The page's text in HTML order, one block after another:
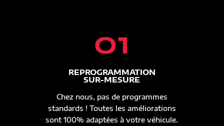
01
REPROGRAMMATION
SUR-MESURE
Chez nous, pas de programmes
standards ! Toutes les améliorations
sont 100% adaptées à votre véhicule.